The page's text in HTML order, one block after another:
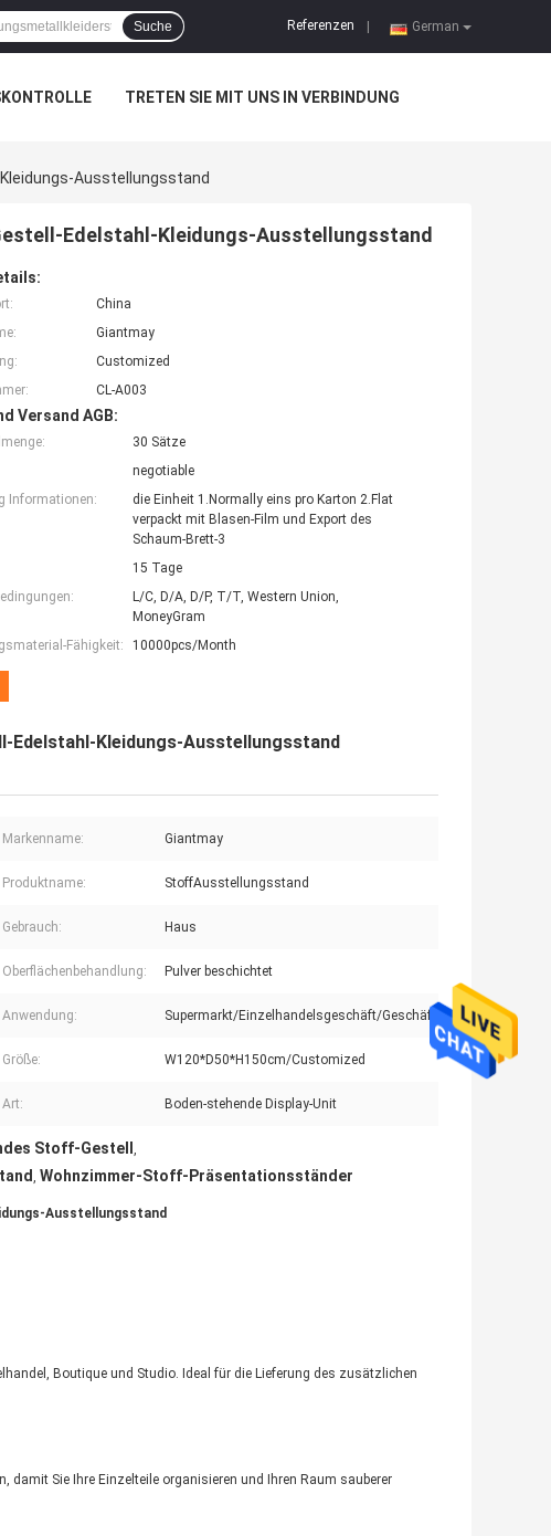
German
Referenzen
Suche
TRETEN SIE MIT UNS IN VERBINDUNG
Ausstellungsstand
Edelstahl-Kleidungs-Ausstellungsstand
China
Giantmay
Customized
CL-A003
Versand AGB:
30 Sätze
negotiable
Informationen:
die Einheit 1.Normally eins pro Karton 2.Flat
verpackt mit Blasen-Film und Export des
Schaum-Brett-3
15 Tage
L/C, D/A, D/P, T/T, Western Union,
MoneyGram
Fähigkeit:
10000pcs/Month
Kleidungs-Ausstellungsstand
Markenname: Giantmay
Produktname: StoffAusstellungsstand
Gebrauch: Haus
Oberflächenbehandlung: Pulver beschichtet
Anwendung: Supermarkt/Einzelhandelsgeschäft/Geschäft
Größe: W120*D50*H150cm/Customized
Art: Boden-stehende Display-Unit
Stoff-Gestell ,
, Wohnzimmer-Stoff-Präsentationsständer
Ausstellungsstand
Boutique und Studio. Ideal für die Lieferung des zusätzlichen
Sie Ihre Einzelteile organisieren und Ihren Raum sauberer